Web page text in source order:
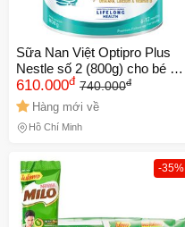
Sữa Nan Việt Optipro Plus
Nestle số 2 (800g) cho bé 6-
12 tháng - Hỗ trợ tăng cường
đề kháng, tiêu hóa và phát
triển chiều cao
610.000đ 740.000đ
Hàng mới về
Hồ Chí Minh
-35%